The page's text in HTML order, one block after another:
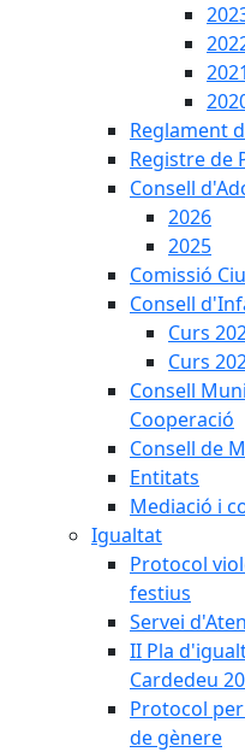
2021
Reglament
Registre de
Consell
2026
2025
Comissió
Consell
Curs
Curs
Consell
Cooperació
Consell de
Entitats
Mediació i
Igualtat
Protocol
festius
Servei
II Pla
Cardedeu
Protocol
de gènere